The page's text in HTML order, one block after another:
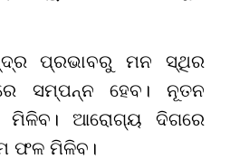
ପ୍ରଭାବରୁ ମନ ସ୍ଥିର
ସମ୍ପନ୍ନ ହେବ। ନୂତନ
ମିଳିବ। ଆରୋଗ୍ୟ ଦିଗରେ
ଫଳ ମିଳିବ।